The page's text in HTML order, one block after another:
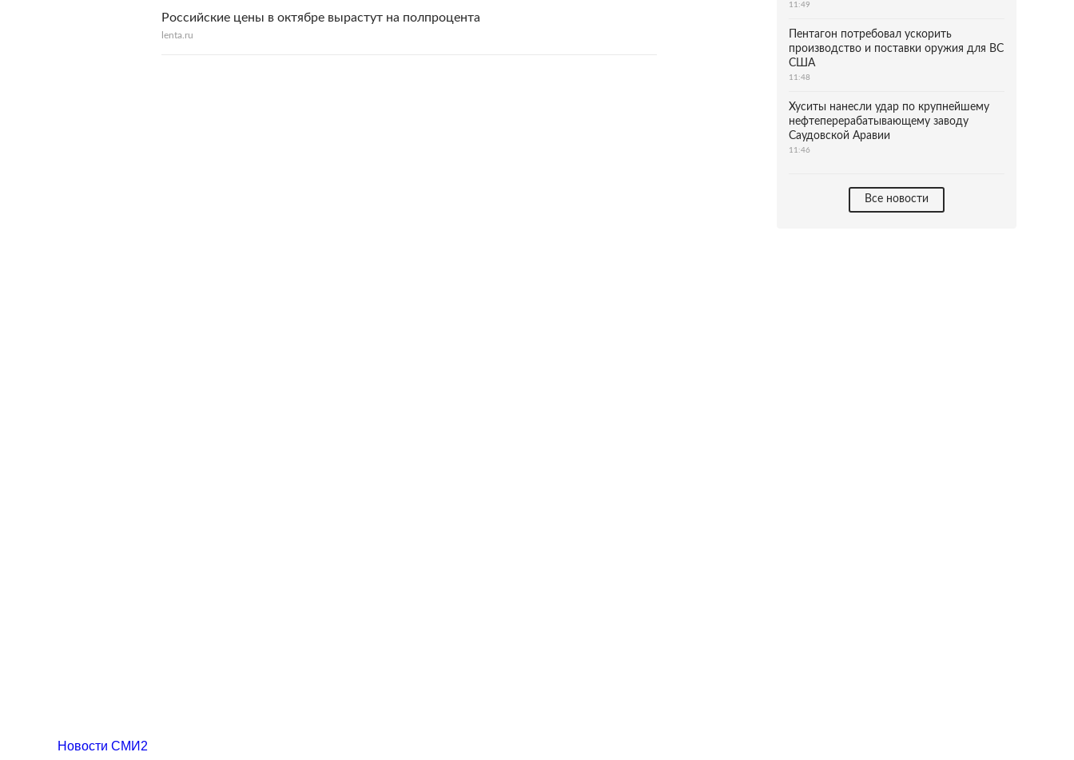
Российские цены в октябре вырастут на полпроцента
lenta.ru
11:49
Пентагон потребовал ускорить
производство и поставки оружия для ВС
США
11:48
Хуситы нанесли удар по крупнейшему
нефтеперерабатывающему заводу
Саудовской Аравии
11:46
Все новости
Новости СМИ2